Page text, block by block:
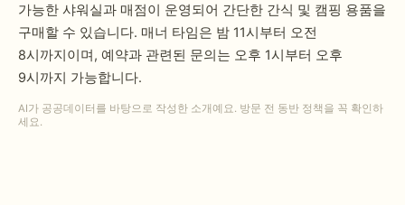
가능한 샤워실과 매점이 운영되어 간단한 간식 및 캠핑 용품을
구매할 수 있습니다. 매너 타임은 밤 11시부터 오전
8시까지이며, 예약과 관련된 문의는 오후 1시부터 오후
9시까지 가능합니다.
AI가 공공데이터를 바탕으로 작성한 소개예요. 방문 전 동반 정책을 꼭 확인하
세요.